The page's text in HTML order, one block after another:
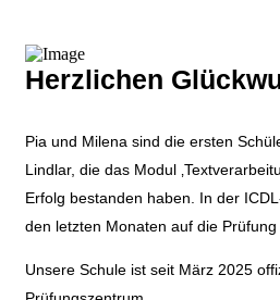
Herzlichen
Pia und Milena sind die ersten
Lindlar, die das Modul
Erfolg bestanden haben. In der
den letzten Monaten auf die Prüfung
Unsere Schule ist seit März 2025